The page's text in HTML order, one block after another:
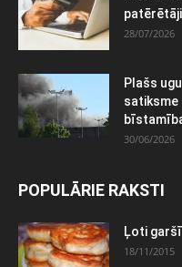
28/07/2026
Plašs
satiksme
30/06/2026
POPULĀRIE RAKSTI
Ļoti
18/11/2015